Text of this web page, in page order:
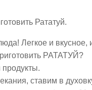
Рататуй.
Легкое и вкусное,
РАТАТУЙ?
ставим в